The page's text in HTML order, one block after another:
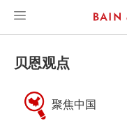
贝恩观点
聚焦中国